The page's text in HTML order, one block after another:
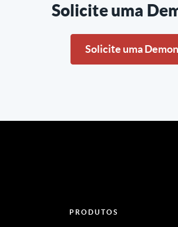
Solicite uma
Solicite uma
PRODUTOS